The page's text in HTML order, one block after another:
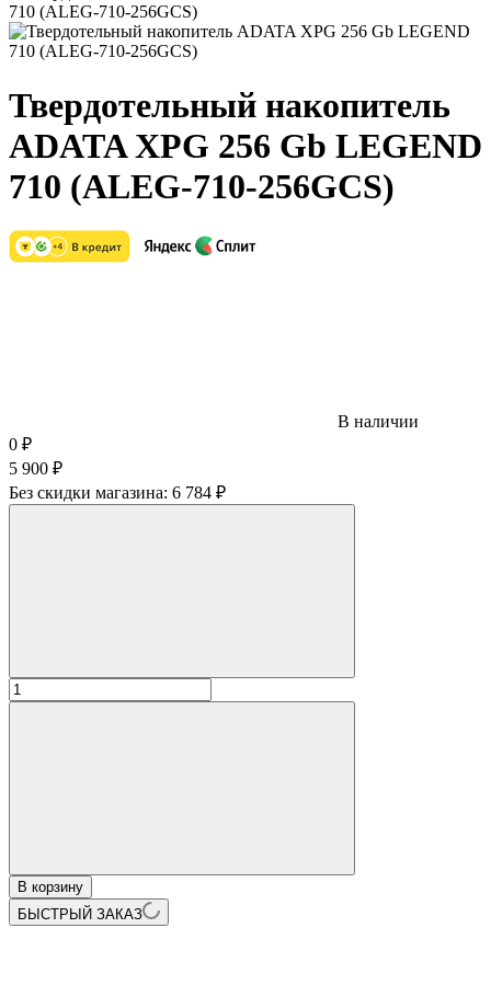
Твердотельный накопитель
ADATA XPG 256 Gb LEGEND
710 (ALEG-710-256GCS)
В наличии
0 ₽
5 900 ₽
Без скидки магазина: 6 784 ₽
В корзину
БЫСТРЫЙ ЗАКАЗ